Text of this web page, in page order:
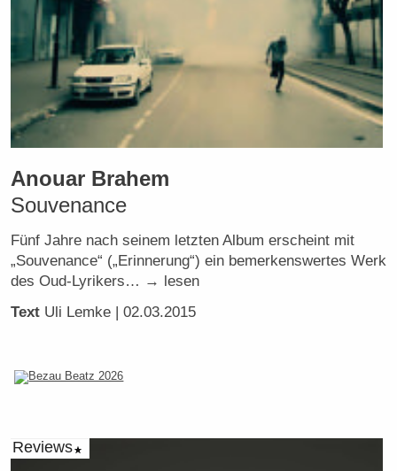
Anouar Brahem
Souvenance
Fünf Jahre nach seinem letzten Album erscheint mit
„Souvenance“ („Erinnerung“) ein bemerkenswertes Werk
des Oud-Lyrikers… → lesen
Text Uli Lemke | 02.03.2015
Reviews